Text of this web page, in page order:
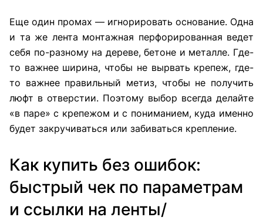
Еще один промах — игнорировать основание. Одна
и та же лента монтажная перфорированная ведет
себя по-разному на дереве, бетоне и металле. Где-
то важнее ширина, чтобы не вырвать крепеж, где-
то важнее правильный метиз, чтобы не получить
люфт в отверстии. Поэтому выбор всегда делайте
«в паре» с крепежом и с пониманием, куда именно
будет закручиваться или забиваться крепление.
Как купить без ошибок:
быстрый чек по параметрам
и ссылки на ленты/